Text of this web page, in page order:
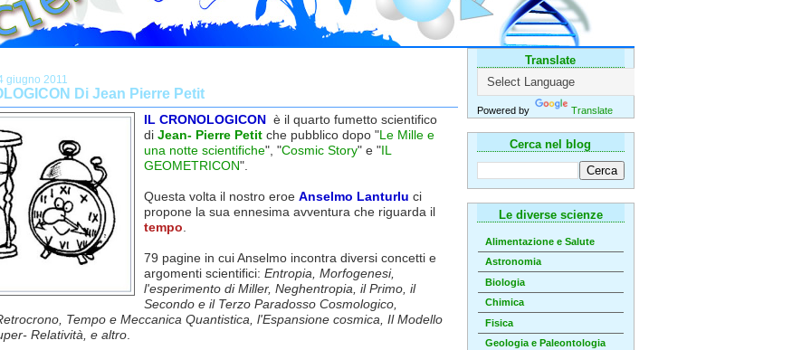
Translate
Powered by Translate
Cerca nel blog
Le diverse scienze
Alimentazione e Salute
Astronomia
Biologia
Chimica
Fisica
Geologia e Paleontologia
giugno 2011
Di Jean Pierre Petit
IL CRONOLOGICON è il quarto fumetto scientifico
di Jean- Pierre Petit che pubblico dopo "Le Mille e
una notte scientifiche", "Cosmic Story" e "IL
GEOMETRICON".
Questa volta il nostro eroe Anselmo Lanturlu ci
propone la sua ennesima avventura che riguarda il
tempo
79 pagine in cui Anselmo incontra diversi concetti e
argomenti scientifici: Entropia, Morfogenesi,
l'esperimento di Miller, Neghentropia, il Primo, il
Secondo e il Terzo Paradosso Cosmologico,
Tempo e Meccanica Quantistica, l'Espansione cosmica, Il Modello
Relatività, e altro.